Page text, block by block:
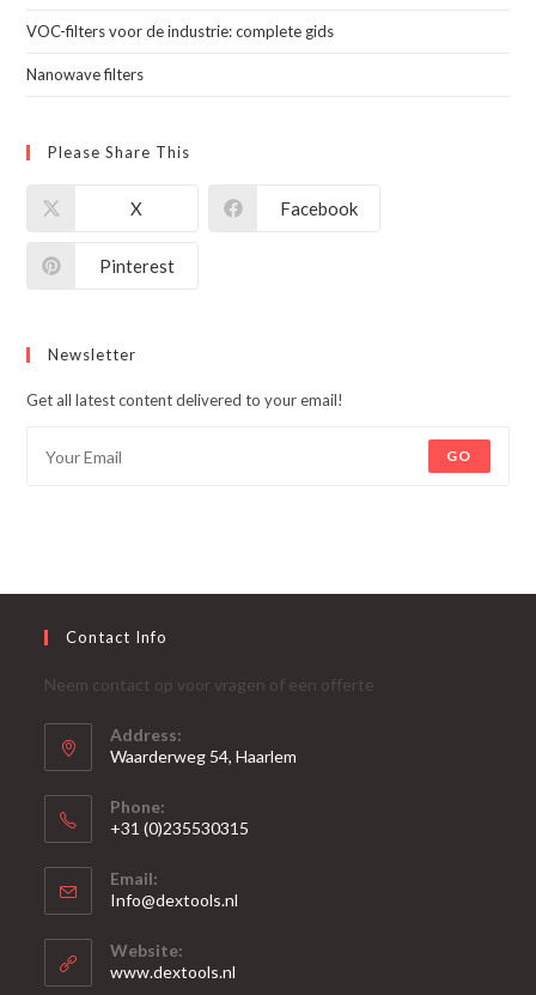
VOC-filters voor de industrie: complete gids
Nanowave filters
Please Share This
X Facebook
Pinterest
Newsletter
Get all latest content delivered to your email!
GO
Contact Info
Neem contact op voor vragen of een offerte
Address:
Waarderweg 54, Haarlem
Phone:
+31 (0)235530315
in
je
toepassing
Email:
Info@dextools.nl
Website:
www.dextools.nl